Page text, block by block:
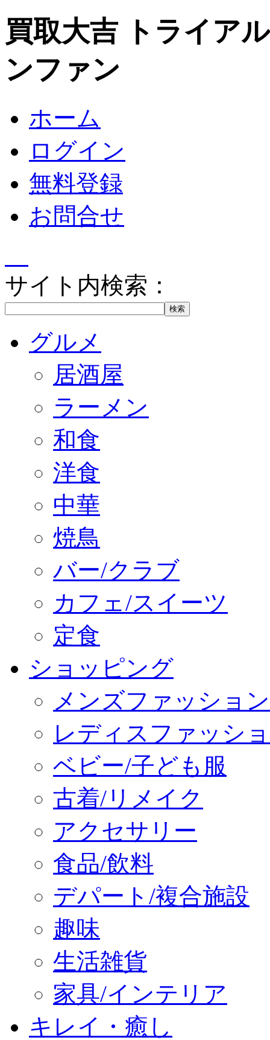
買取大吉 トライア
ンファン
ホーム
ログイン
無料登録
お問合せ
サイト内検索：
グルメ
居酒屋
ラーメン
和食
洋食
中華
焼鳥
バー/クラブ
カフェ/スイーツ
定食
ショッピング
メンズファッション
レディスファッシ
ベビー/子ども服
古着/リメイク
アクセサリー
食品/飲料
デパート/複合施設
趣味
生活雑貨
家具/インテリア
キレイ・癒し